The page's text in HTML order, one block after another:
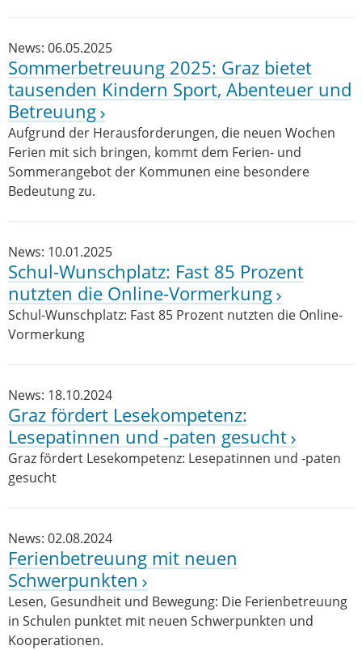
News: 06.05.2025
Sommerbetreuung 2025: Graz bietet
tausenden Kindern Sport, Abenteuer und
Betreuung
Aufgrund der Herausforderungen, die neuen Wochen
Ferien mit sich bringen, kommt dem Ferien- und
Sommerangebot der Kommunen eine besondere
Bedeutung zu.
News: 10.01.2025
Schul-Wunschplatz: Fast 85 Prozent
nutzten die Online-Vormerkung
Schul-Wunschplatz: Fast 85 Prozent nutzten die Online-
Vormerkung
News: 18.10.2024
Graz fördert Lesekompetenz:
Lesepatinnen und -paten gesucht
Graz fördert Lesekompetenz: Lesepatinnen und -paten
gesucht
News: 02.08.2024
Ferienbetreuung mit neuen
Schwerpunkten
Lesen, Gesundheit und Bewegung: Die Ferienbetreuung
in Schulen punktet mit neuen Schwerpunkten und
Kooperationen.